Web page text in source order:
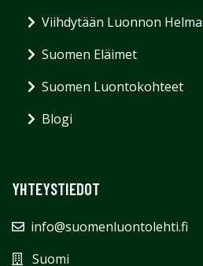
Viihdytään Luonnon
Suomen Eläimet
Suomen Luontokohteet
Blogi
YHTEYSTIEDOT
info@suomenluontolehti.fi
Suomi